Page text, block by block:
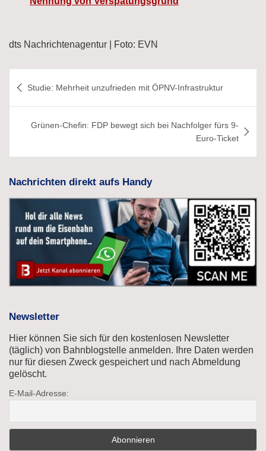
dts Nachrichtenagentur | Foto: EVN
Studie: Mehrheit unzufrieden mit ÖPNV-Infrastruktur
Grünen-Chefin: FDP bewegt sich bei Nachfolger fürs 9-
Euro-Ticket
Nachrichten direkt aufs Handy
Newsletter
Hier können Sie sich für den kostenlosen Newsletter
(täglich) von Bahnblogstelle anmelden. Ihre Daten werden
nur für diesen Zweck gespeichert und nach Abmeldung
gelöscht.
E-Mail-Adresse: